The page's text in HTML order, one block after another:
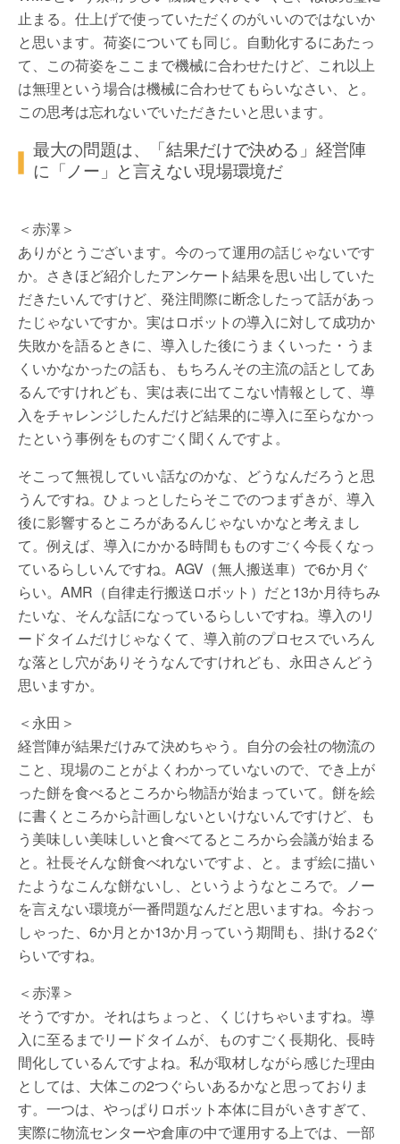
止まる。仕上げで使っていただくのがいいのではないか
と思います。荷姿についても同じ。自動化するにあたっ
て、この荷姿をここまで機械に合わせたけど、これ以上
は無理という場合は機械に合わせてもらいなさい、と。
この思考は忘れないでいただきたいと思います。
最大の問題は、「結果だけで決める」経営陣
に「ノー」と言えない現場環境だ
＜赤澤＞
ありがとうございます。今のって運用の話じゃないです
か。さきほど紹介したアンケート結果を思い出していた
だきたいんですけど、発注間際に断念したって話があっ
たじゃないですか。実はロボットの導入に対して成功か
失敗かを語るときに、導入した後にうまくいった・うま
くいかなかったの話も、もちろんその主流の話としてあ
るんですけれども、実は表に出てこない情報として、導
入をチャレンジしたんだけど結果的に導入に至らなかっ
たという事例をものすごく聞くんですよ。
そこって無視していい話なのかな、どうなんだろうと思
うんですね。ひょっとしたらそこでのつまずきが、導入
後に影響するところがあるんじゃないかなと考えまし
て。例えば、導入にかかる時間もものすごく今長くなっ
ているらしいんですね。AGV（無人搬送車）で6か月ぐ
らい。AMR（自律走行搬送ロボット）だと13か月待ちみ
たいな、そんな話になっているらしいですね。導入のリ
ードタイムだけじゃなくて、導入前のプロセスでいろん
な落とし穴がありそうなんですけれども、永田さんどう
思いますか。
＜永田＞
経営陣が結果だけみて決めちゃう。自分の会社の物流の
こと、現場のことがよくわかっていないので、でき上が
った餅を食べるところから物語が始まっていて。餅を絵
に書くところから計画しないといけないんですけど、も
う美味しい美味しいと食べてるところから会議が始まる
と。社長そんな餅食べれないですよ、と。まず絵に描い
たようなこんな餅ないし、というようなところで。ノー
を言えない環境が一番問題なんだと思いますね。今おっ
しゃった、6か月とか13か月っていう期間も、掛ける2ぐ
らいですね。
＜赤澤＞
そうですか。それはちょっと、くじけちゃいますね。導
入に至るまでリードタイムが、ものすごく長期化、長時
間化しているんですよね。私が取材しながら感じた理由
としては、大体この2つぐらいあるかなと思っておりま
す。一つは、やっぱりロボット本体に目がいきすぎて、
実際に物流センターや倉庫の中で運用する上では、一部